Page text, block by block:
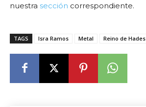
nuestra sección correspondiente.
TAGS Isra Ramos Metal Reino de Hades